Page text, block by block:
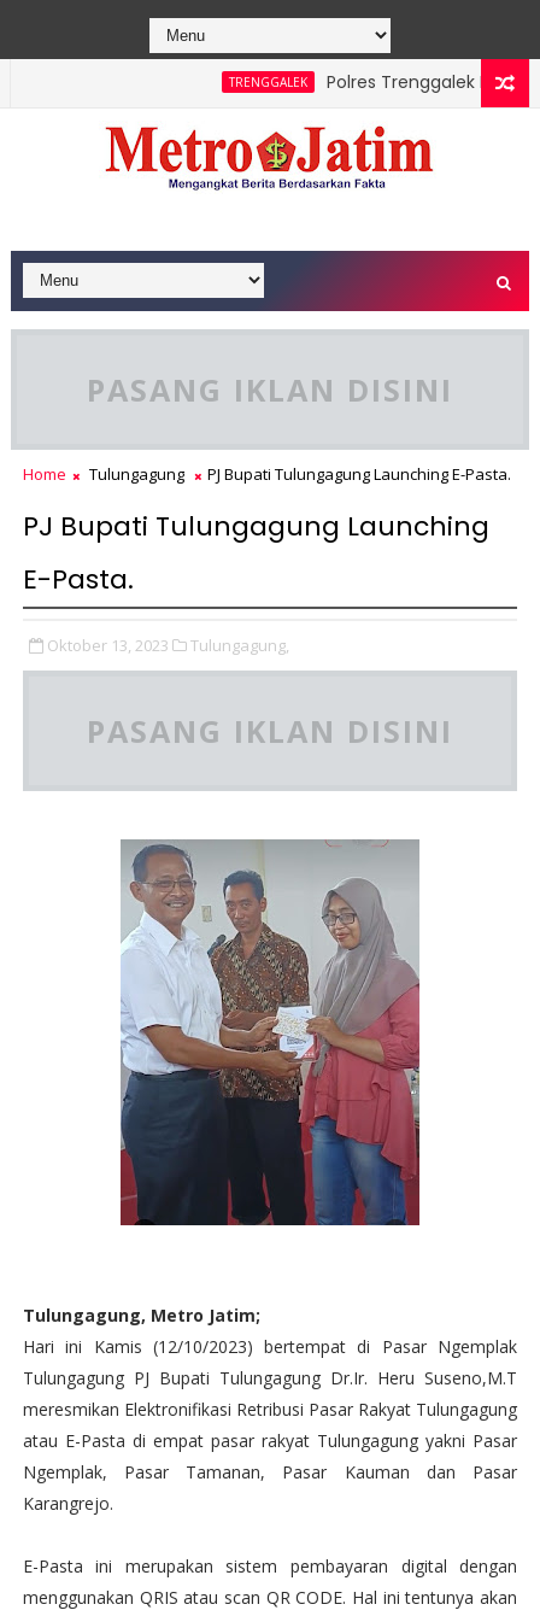
TRENGGALEK Polres Trenggalek Padukan
PASANG IKLAN DISINI
Home Tulungagung PJ Bupati Tulungagung Launching E-Pasta.
PJ Bupati Tulungagung Launching
E-Pasta.
Oktober 13, 2023 Tulungagung,
PASANG IKLAN DISINI
Tulungagung, Metro Jatim;
Hari ini Kamis (12/10/2023) bertempat di Pasar Ngemplak
Tulungagung PJ Bupati Tulungagung Dr.Ir. Heru Suseno,M.T
meresmikan Elektronifikasi Retribusi Pasar Rakyat Tulungagung
atau E-Pasta di empat pasar rakyat Tulungagung yakni Pasar
Ngemplak, Pasar Tamanan, Pasar Kauman dan Pasar
Karangrejo.
E-Pasta ini merupakan sistem pembayaran digital dengan
menggunakan QRIS atau scan QR CODE. Hal ini tentunya akan